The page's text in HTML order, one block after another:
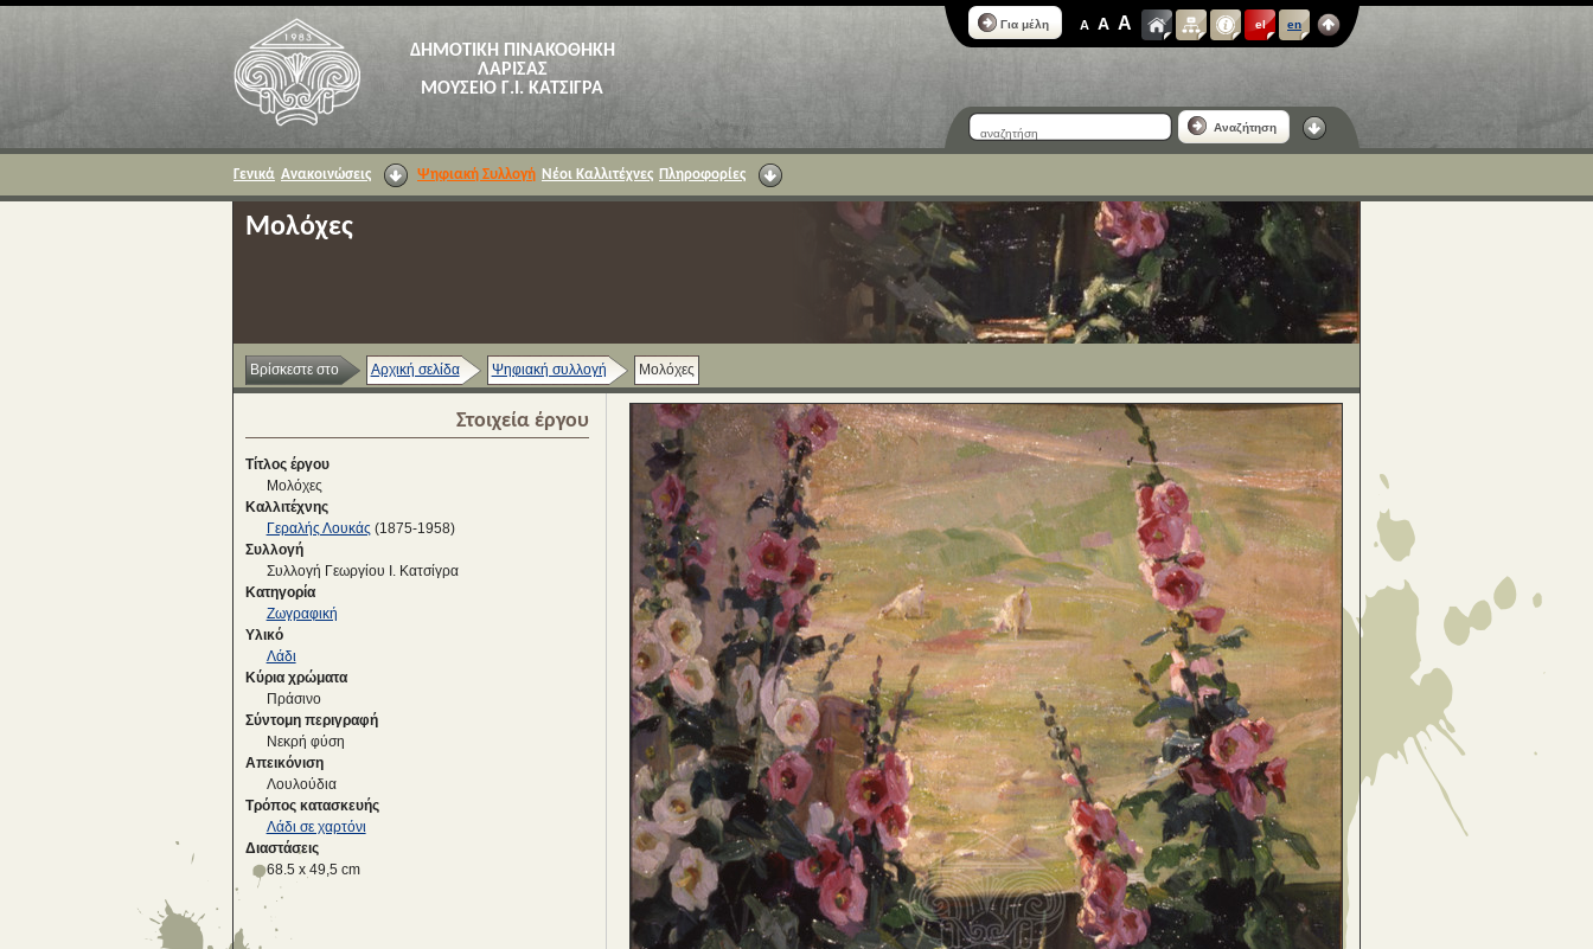
ΔΗΜΟΤΙΚΗ ΠΙΝΑΚΟΘΗΚΗ
ΛΑΡΙΣΑΣ
ΜΟΥΣΕΙΟ Γ.Ι. ΚΑΤΣΙΓΡΑ
Για μέλη A A A el en
Αναζήτηση
Γενικά Ανακοινώσεις Ψηφιακή Συλλογή Νέοι Καλλιτέχνες Πληροφορίες
Μολόχες
Βρίσκεστε στο Αρχική σελίδα Ψηφιακή συλλογή Μολόχες
Στοιχεία έργου
Τίτλος έργου
Μολόχες
Καλλιτέχνης
Γεραλής Λουκάς (1875-1958)
Συλλογή
Συλλογή Γεωργίου Ι. Κατσίγρα
Κατηγορία
Ζωγραφική
Υλικό
Λάδι
Κύρια χρώματα
Πράσινο
Σύντομη περιγραφή
Νεκρή φύση
Απεικόνιση
Λουλούδια
Τρόπος κατασκευής
Λάδι σε χαρτόνι
Διαστάσεις
68.5 x 49,5 cm